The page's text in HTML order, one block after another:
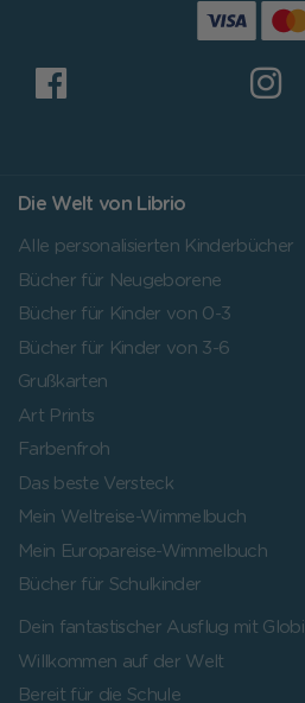
Die Welt von Librio
Alle personalisierten Kinderbücher
Bücher für Neugeborene
Bücher für Kinder von 0-3
Bücher für Kinder von 3-6
Grußkarten
Art Prints
Farbenfroh
Das beste Versteck
Mein Weltreise-Wimmelbuch
Mein Europareise-Wimmelbuch
Bücher für Schulkinder
Dein fantastischer Ausflug mit Globi
Willkommen auf der Welt
Bereit für die Schule